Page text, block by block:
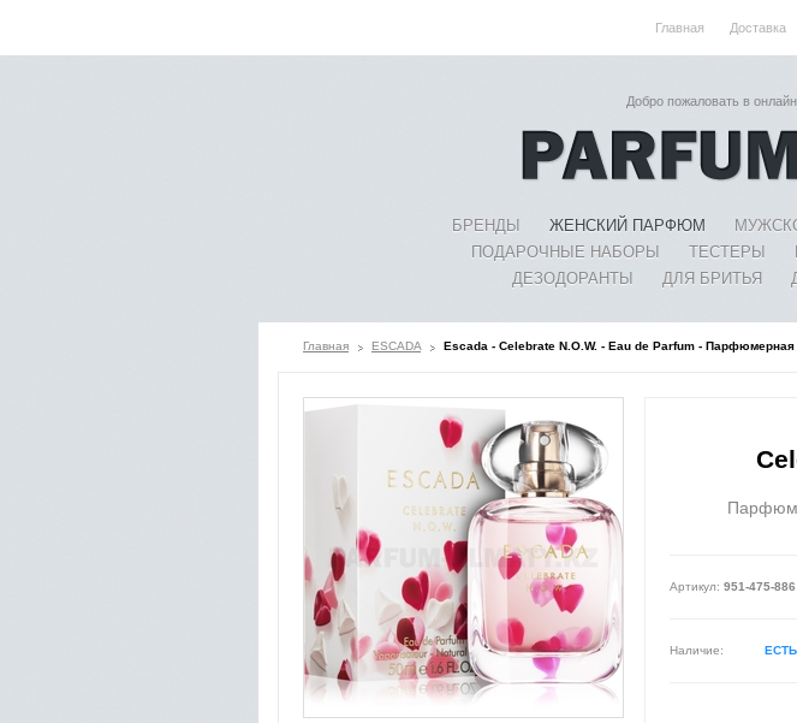
Главная Доставка
Добро пожаловать в
БРЕНДЫ ЖЕНСКИЙ ПАРФЮМ
ПОДАРОЧНЫЕ НАБОРЫ
ТЕСТЕРЫ
ДЕЗОДОРАНТЫ
ДЛЯ БРИТЬЯ
Главная ESCADA Escada - Celebrate N.O.W. - Eau de Parfum -
Артикул: 951-475-886
Наличие: